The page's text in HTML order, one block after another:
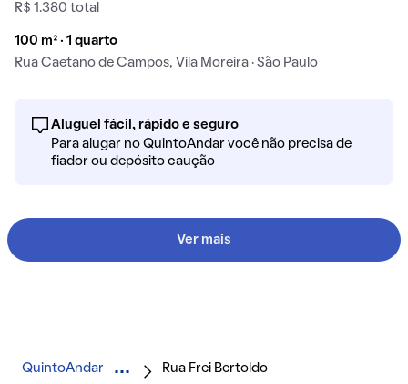
R$ 1.380 total
100 m² · 1 quarto
Rua Caetano de Campos, Vila Moreira · São Paulo
Aluguel fácil, rápido e seguro
Para alugar no QuintoAndar você não precisa de
fiador ou depósito caução
Ver mais
QuintoAndar Rua Frei Bertoldo